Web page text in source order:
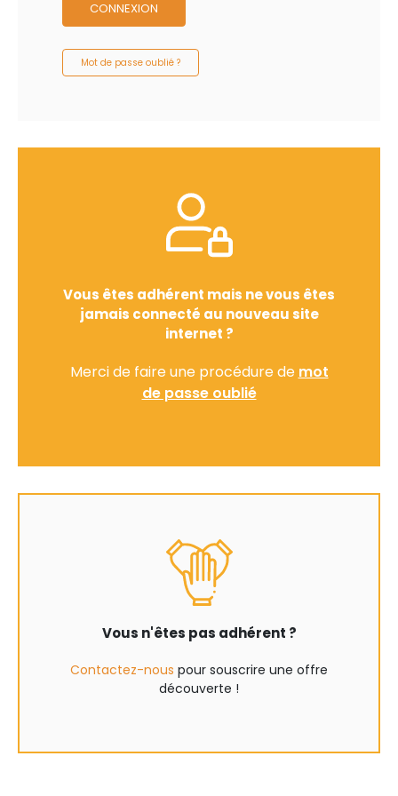
CONNEXION
Mot de passe oublié ?
Vous êtes adhérent mais ne vous êtes
jamais connecté au nouveau site
internet ?
Merci de faire une procédure de mot
de passe oublié
Vous n'êtes pas adhérent ?
Contactez-nous pour souscrire une offre
découverte !